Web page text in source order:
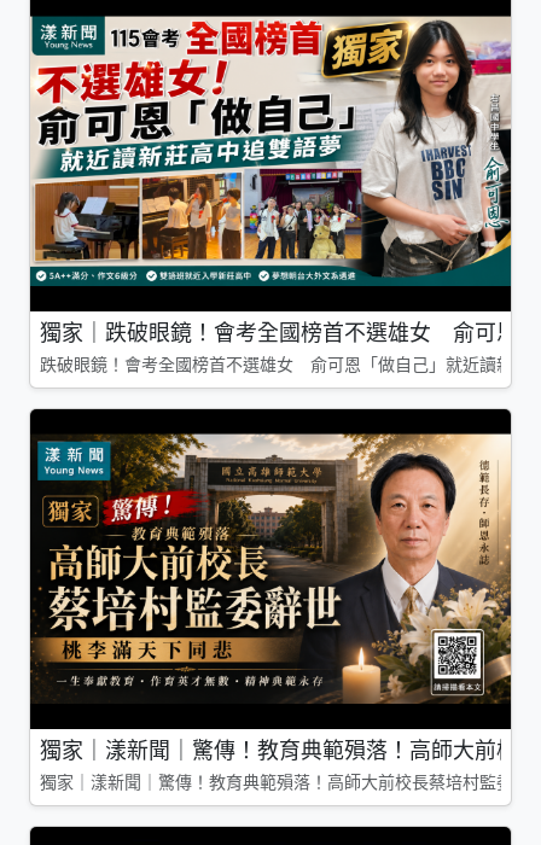
獨家｜跌破眼鏡！會考全國榜首不選雄女 俞可恩
跌破眼鏡！會考全國榜首不選雄女 俞可恩「做自己」就近讀新莊
獨家｜漾新聞｜驚傳！教育典範殞落！高師大前校
獨家｜漾新聞｜驚傳！教育典範殞落！高師大前校長蔡培村監委